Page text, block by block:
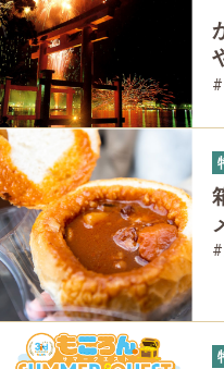
ひとり旅
あ